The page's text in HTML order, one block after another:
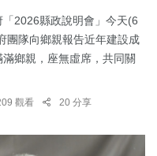
「2026縣政說明會」今天(6
團隊向鄉親報告近年建設成
鄉親，座無虛席，共同關
觀看 20 分享